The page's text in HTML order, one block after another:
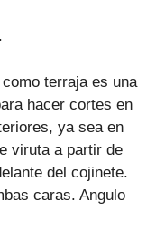
terraja es una
hacer cortes en
ya sea en
viruta a partir de
del cojinete.
caras. Angulo